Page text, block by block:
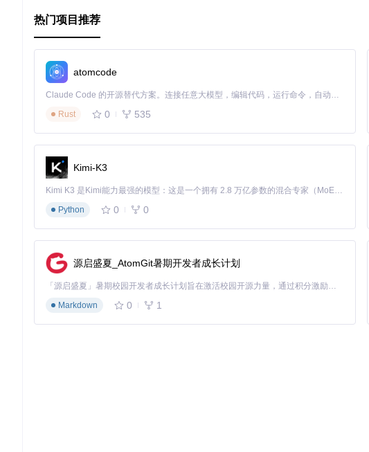
热门项目推荐
atomcode
Claude Code 的开源替代方案。连接任意大模型，编辑代码，运行命令，自动验证 — 全自动执行。用 Rust 构建，极致性能。 ｜ An open-source alternative to Claude Code. Connect any LLM, edit code, run commands, and verify changes — autonomously. Built in Rust for speed. Get Started
Rust
0 535
Kimi-K3
Kimi K3 是Kimi能力最强的模型：这是一个拥有 2.8 万亿参数的混合专家（MoE）模型，具备原生视觉理解能力，并支持 100 万 token 的上下文窗口。
Python
0 0
源启盛夏_AtomGit暑期开发者成长计划
「源启盛夏」暑期校园开发者成长计划旨在激活校园开源力量，通过积分激励、认证扶持、资源倾斜等形式，引导高校组织和开发者完成「入驻 — 建项目 — 做贡献 — 获认证 — 得资源」的完整闭环。无论你是想带领社团入驻平台的组织者，还是希望用代码贡献证明自己的开发者，都能在这里找到属于你的成长路径。
Markdown
0 1